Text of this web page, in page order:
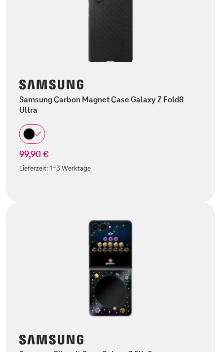
Samsung Carbon Magnet Case Galaxy Z Fold8
Ultra
99,90 €
Lieferzeit:1-3 Werktage